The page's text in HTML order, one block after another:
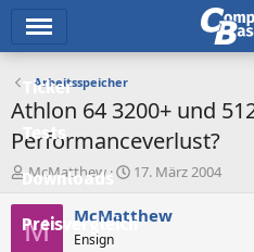
Ticker
Tests
Downloads
Preisvergleich
Arbeitsspeicher
Athlon 64 3200+ und
Performanceverlust?
E
r
s
t
McMatthew
E
s
17. März 2004
M McMatthew
Ensign